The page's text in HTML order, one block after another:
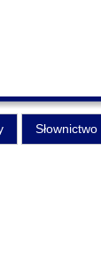
Słownictwo